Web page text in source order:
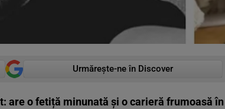
Urmărește-ne în Discover
are o fetiță minunată și o carieră frumoasă în